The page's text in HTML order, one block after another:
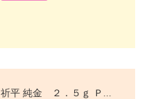
祈平 純金 ２．５ｇ Ｐ...